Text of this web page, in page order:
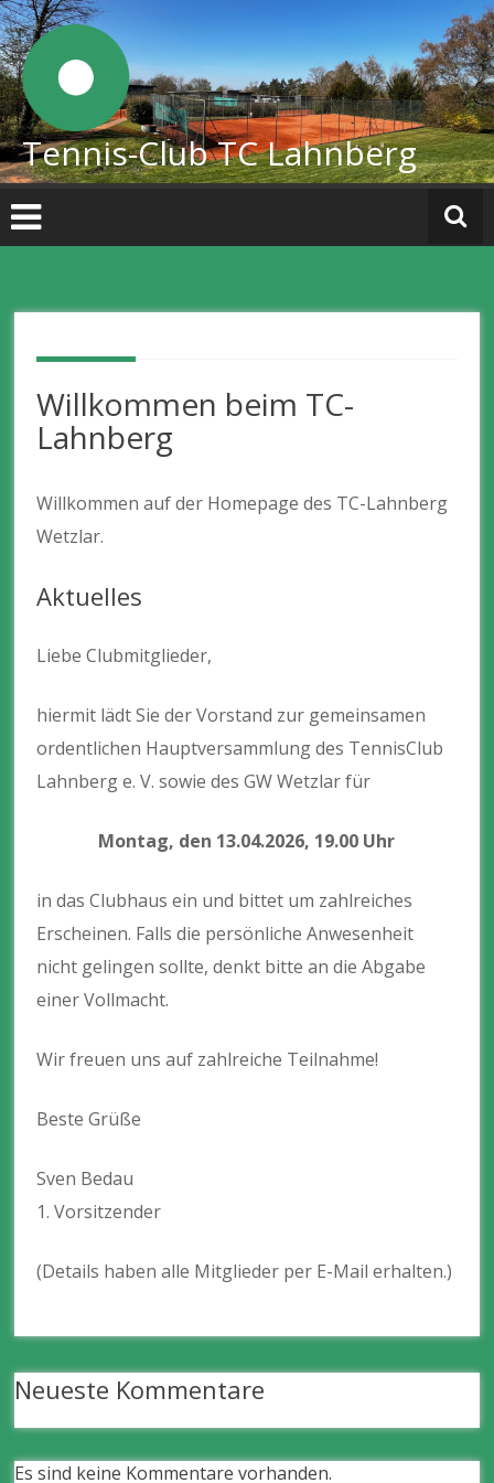
Zum
Inhalt
springen
Tennis-Club TC Lahnberg
Willkommen beim TC-
Lahnberg
Willkommen auf der Homepage des TC-Lahnberg
Wetzlar.
Aktuelles
Liebe Clubmitglieder,
hiermit lädt Sie der Vorstand zur gemeinsamen
ordentlichen Hauptversammlung des TennisClub
Lahnberg e. V. sowie des GW Wetzlar für
Montag, den 13.04.2026, 19.00 Uhr
in das Clubhaus ein und bittet um zahlreiches
Erscheinen. Falls die persönliche Anwesenheit
nicht gelingen sollte, denkt bitte an die Abgabe
einer Vollmacht.
Wir freuen uns auf zahlreiche Teilnahme!
Beste Grüße
Sven Bedau
1.⁠ ⁠Vorsitzender
(Details haben alle Mitglieder per E-Mail erhalten.)
Neueste Kommentare
Es sind keine Kommentare vorhanden.